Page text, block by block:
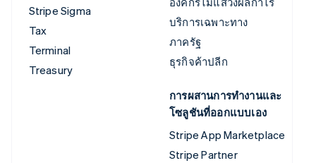
Stripe Sigma
Tax
Terminal
Treasury
บริการเฉพาะทาง
ภาครัฐ
ธุรกิจค้าปลีก
การผสานการทำงานและ
โซลูชันที่ออกแบบเอง
Stripe App Marketplace
Stripe Partner